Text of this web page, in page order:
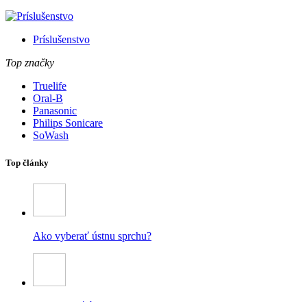
Príslušenstvo
Top značky
Truelife
Oral-B
Panasonic
Philips Sonicare
SoWash
Top články
Ako vyberať ústnu sprchu?